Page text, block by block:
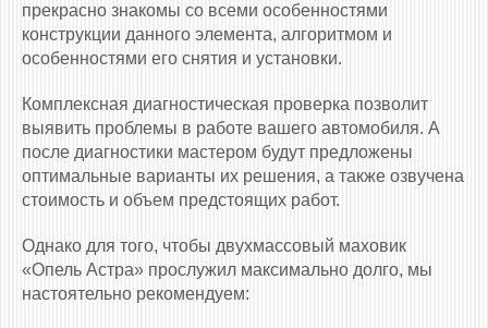
прекрасно знакомы со всеми особенностями
конструкции данного элемента, алгоритмом и
особенностями его снятия и установки.
Комплексная диагностическая проверка позволит
выявить проблемы в работе вашего автомобиля. А
после диагностики мастером будут предложены
оптимальные варианты их решения, а также озвучена
стоимость и объем предстоящих работ.
Однако для того, чтобы двухмассовый маховик
«Опель Астра» прослужил максимально долго, мы
настоятельно рекомендуем: